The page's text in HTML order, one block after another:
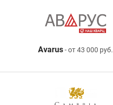
Avarus- от 43 000 руб.